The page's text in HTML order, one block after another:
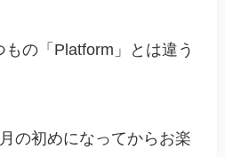
の「Platform」とは違う
の初めになってからお楽